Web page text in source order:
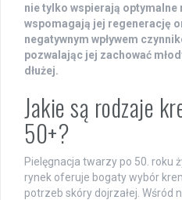
nie tylko wspierają optymalne
wspomagają jej regenerację
negatywnym wpływem
pozwalając jej zachować
dłużej.
Jakie są rodzaje
50+?
Pielęgnacja twarzy po 50. roku
rynek oferuje bogaty wybór
potrzeb skóry dojrzałej. Wśród